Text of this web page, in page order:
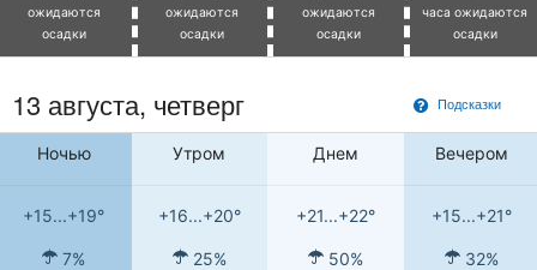
ожидаются
осадки
ожидаются
осадки
ожидаются
осадки
часа ожидаются
осадки
Подсказки
13 августа, четверг
Ночью Утром Днем Вечером
+15...+19° +16...+20° +21...+22° +15...+21°
7% 25% 50% 32%